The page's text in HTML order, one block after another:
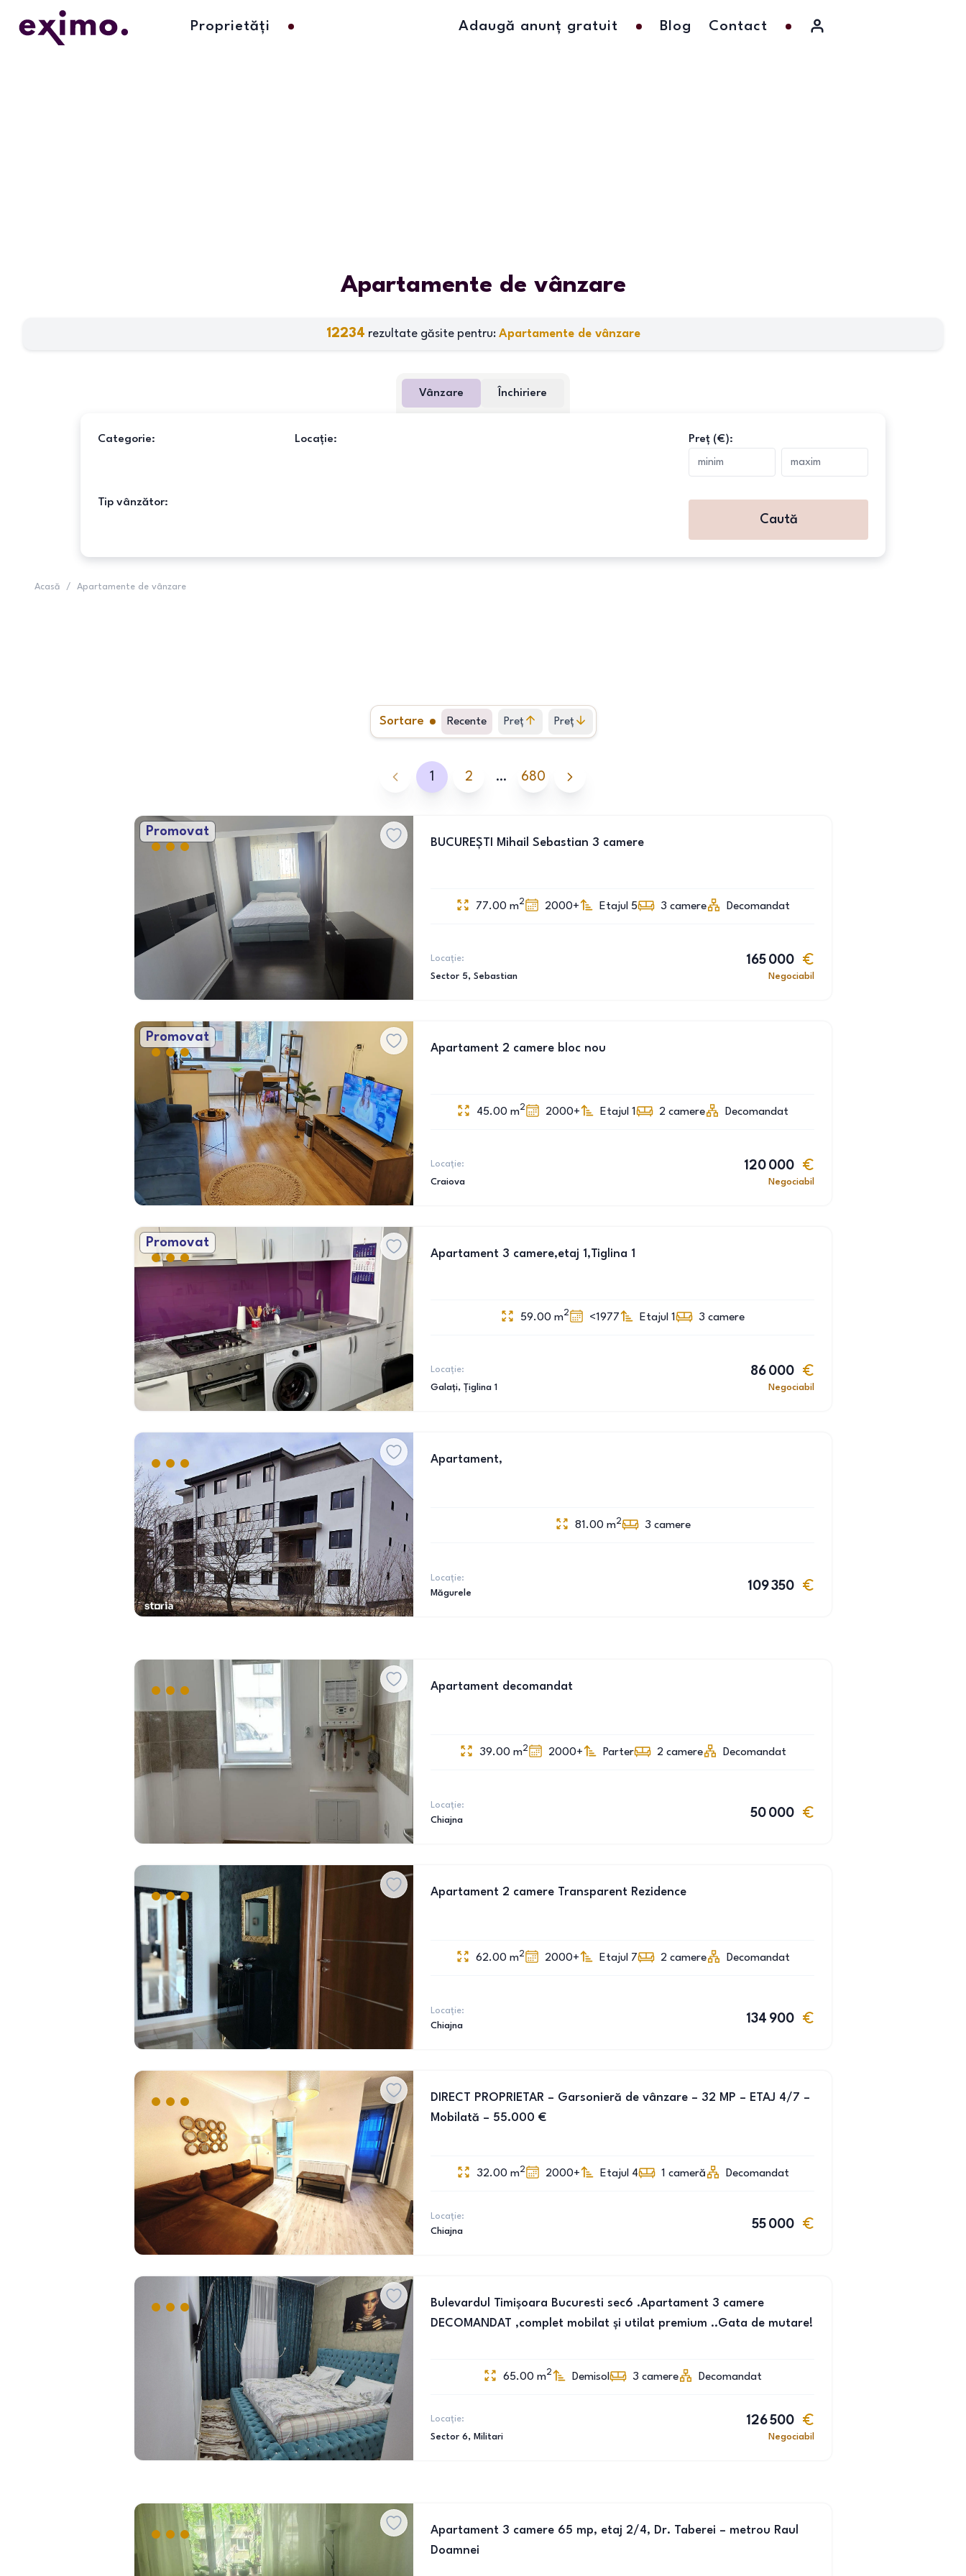
Proprietăți Adaugă anunț gratuit Blog Contact
Apartamente de vânzare
12234 rezultate găsite pentru: Apartamente de vânzare
Vânzare Închiriere
Categorie: Locație: Preț (€):
Tip vânzător:
Caută
Acasă / Apartamente de vânzare
Sortare Recente Preț
crescător
Preț
descrescător
1 2 … 680
Promovat
BUCUREȘTI Mihail Sebastian 3 camere
77.00 m2 2000+ Etajul 5 3 camere Decomandat
Locație:
Sector 5, Sebastian
165 000
Negociabil
Promovat
Apartament 2 camere bloc nou
45.00 m2 2000+ Etajul 1 2 camere Decomandat
Locație:
Craiova
120 000
Negociabil
Promovat
Apartament 3 camere,etaj 1,Tiglina 1
59.00 m2 <1977 Etajul 1 3 camere
Locație:
Galați, Țiglina 1
86 000
Negociabil
Apartament,
81.00 m2 3 camere
Locație:
Măgurele
109 350
Apartament decomandat
39.00 m2 2000+ Parter 2 camere Decomandat
Locație:
Chiajna
50 000
Apartament 2 camere Transparent Rezidence
62.00 m2 2000+ Etajul 7 2 camere Decomandat
Locație:
Chiajna
134 900
DIRECT PROPRIETAR – Garsonieră de vânzare – 32 MP – ETAJ 4/7 –
Mobilată – 55.000 €
32.00 m2 2000+ Etajul 4 1 cameră Decomandat
Locație:
Chiajna
55 000
Bulevardul Timișoara Bucuresti sec6 .Apartament 3 camere
DECOMANDAT ,complet mobilat și utilat premium ..Gata de mutare!
65.00 m2 Demisol 3 camere Decomandat
Locație:
Sector 6, Militari
126 500
Negociabil
Apartament 3 camere 65 mp, etaj 2/4, Dr. Taberei – metrou Raul
Doamnei